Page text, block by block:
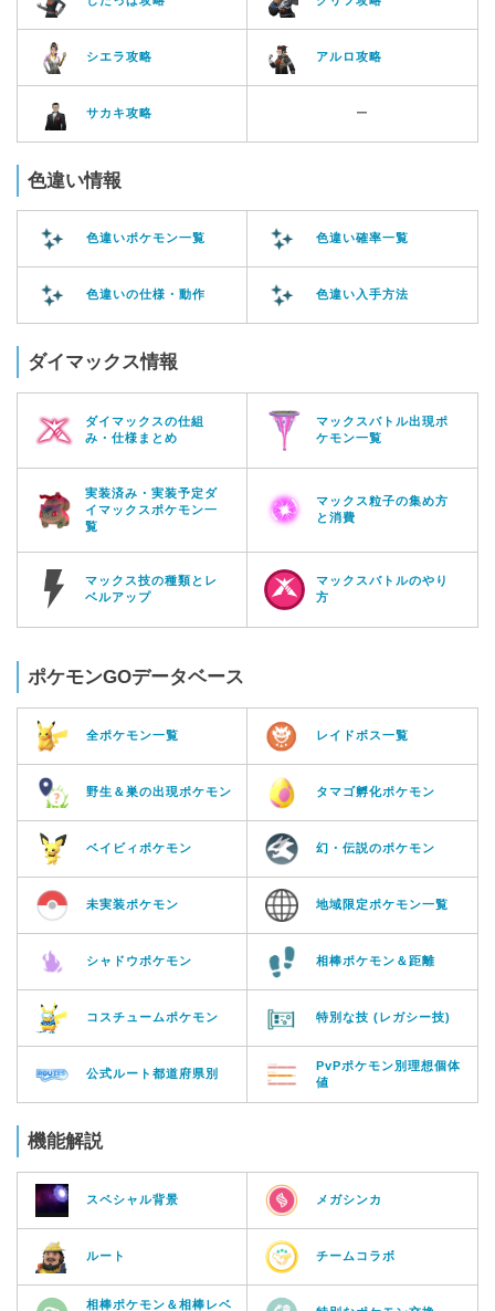
シエラ攻略 アルロ攻略
サカキ攻略 ー
色違い情報
色違いポケモン一覧 色違い確率一覧
色違いの仕様・動作 色違い入手方法
ダイマックス情報
ダイマックスの仕組
み・仕様まとめ
マックスバトル出現ポ
ケモン一覧
実装済み・実装予定ダ
イマックスポケモン一
覧
マックス粒子の集め方
と消費
マックス技の種類とレ
ベルアップ
マックスバトルのやり
方
ポケモンGOデータベース
全ポケモン一覧 レイドボス一覧
野生＆巣の出現ポケモン タマゴ孵化ポケモン
ベイビィポケモン 幻・伝説のポケモン
未実装ポケモン 地域限定ポケモン一覧
シャドウポケモン 相棒ポケモン＆距離
コスチュームポケモン 特別な技 (レガシー技)
公式ルート都道府県別
PvPポケモン別理想個体
値
機能解説
スペシャル背景 メガシンカ
ルート チームコラボ
相棒ポケモン＆相棒レベ